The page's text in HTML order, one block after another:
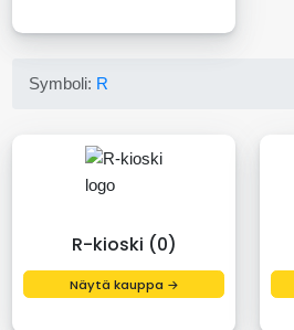
Symboli: R
R-kioski (0)
Näytä kauppa →